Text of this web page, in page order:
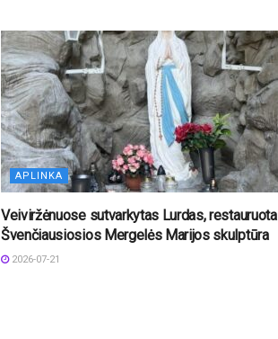
APLINKA
Veiviržėnuose sutvarkytas Lurdas, restauruota
Švenčiausiosios Mergelės Marijos skulptūra
2026-07-21